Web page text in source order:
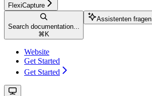
FlexiCapture
Search documentation...
⌘ K
Assistenten fragen
Website
Get Started
Get Started